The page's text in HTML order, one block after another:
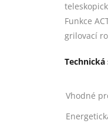
Funkce
grilovací
Technická
Vhodné